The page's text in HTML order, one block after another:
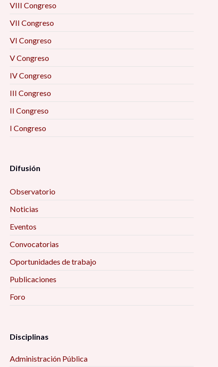
VIII Congreso
VII Congreso
VI Congreso
V Congreso
IV Congreso
III Congreso
II Congreso
I Congreso
Difusión
Observatorio
Noticias
Eventos
Convocatorias
Oportunidades de trabajo
Publicaciones
Foro
Disciplinas
Administración Pública